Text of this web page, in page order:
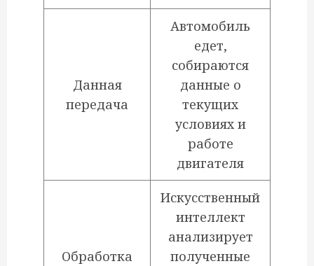
Данная
передача
Автомобиль
едет,
собираются
данные о
текущих
условиях и
работе
двигателя
Обработка
Искусственный
интеллект
анализирует
полученные